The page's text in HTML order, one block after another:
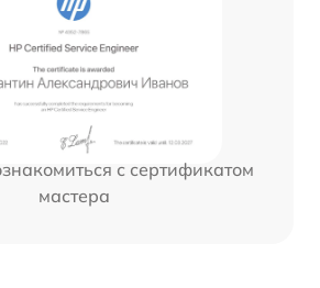
с сертификатом
мастера